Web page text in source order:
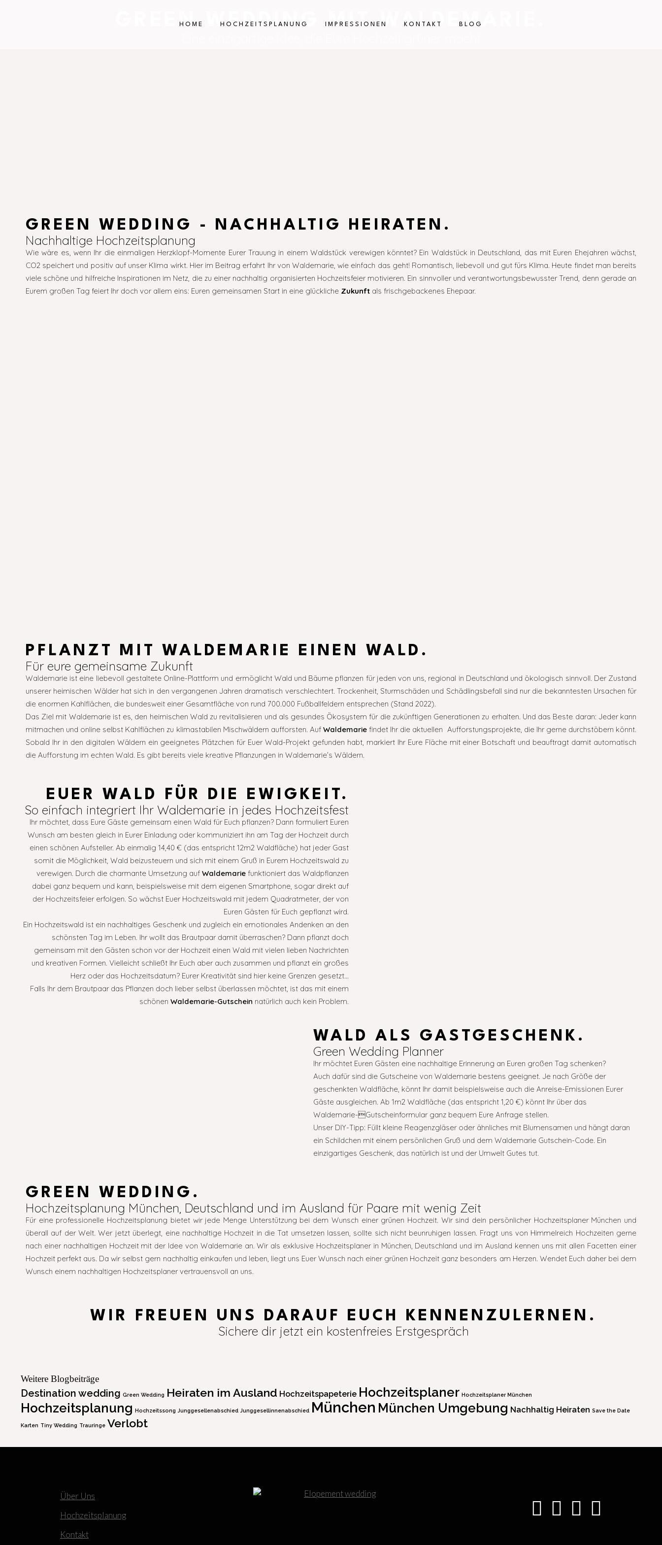
HOME HOCHZEITSPLANUNG IMPRESSIONEN KONTAKT BLOG
GREEN WEDDING MIT WALDEMARIE.
GREEN WEDDING - NACHHALTIG HEIRATEN.
Nachhaltige Hochzeitsplanung
Wie wäre es, wenn Ihr die einmaligen Herzklopf-Momente Eurer Trauung in einem Waldstück verewigen könntet? Ein Waldstück in Deutschland, das mit Euren Ehejahren wächst,
CO2 speichert und positiv auf unser Klima wirkt. Hier im Beitrag erfahrt Ihr von Waldemarie, wie einfach das geht! Romantisch, liebevoll und gut fürs Klima. Heute findet man bereits
viele schöne und hilfreiche Inspirationen im Netz, die zu einer nachhaltig organisierten Hochzeitsfeier motivieren. Ein sinnvoller und verantwortungsbewusster Trend, denn gerade an
Eurem großen Tag feiert Ihr doch vor allem eins: Euren gemeinsamen Start in eine glückliche Zukunft als frischgebackenes Ehepaar.
PFLANZT MIT WALDEMARIE EINEN WALD.
Für eure gemeinsame Zukunft
Waldemarie ist eine liebevoll gestaltete Online-Plattform und ermöglicht Wald und Bäume pflanzen für jeden von uns, regional in Deutschland und ökologisch sinnvoll. Der Zustand
unserer heimischen Wälder hat sich in den vergangenen Jahren dramatisch verschlechtert. Trockenheit, Sturmschäden und Schädlingsbefall sind nur die bekanntesten Ursachen für
die enormen Kahlflächen, die bundesweit einer Gesamtfläche von rund 700.000 Fußballfeldern entsprechen (Stand 2022).
Das Ziel mit Waldemarie ist es, den heimischen Wald zu revitalisieren und als gesundes Ökosystem für die zukünftigen Generationen zu erhalten. Und das Beste daran: Jeder kann
mitmachen und online selbst Kahlflächen zu klimastabilen Mischwäldern aufforsten. Auf Waldemariefindet Ihr die aktuellen Aufforstungsprojekte, die Ihr gerne durchstöbern könnt.
Sobald Ihr in den digitalen Wäldern ein geeignetes Plätzchen für Euer Wald-Projekt gefunden habt, markiert Ihr Eure Fläche mit einer Botschaft und beauftragt damit automatisch
die Aufforstung im echten Wald. Es gibt bereits viele kreative Pflanzungen in Waldemarie’s Wäldern.
EUER WALD FÜR DIE EWIGKEIT.
So einfach integriert Ihr Waldemarie in jedes Hochzeitsfest
Ihr möchtet, dass Eure Gäste gemeinsam einen Wald für Euch pflanzen? Dann formuliert Euren
Wunsch am besten gleich in Eurer Einladung oder kommuniziert ihn am Tag der Hochzeit durch
einen schönen Aufsteller. Ab einmalig 14,40 € (das entspricht 12m2 Waldfläche) hat jeder Gast
somit die Möglichkeit, Wald beizusteuern und sich mit einem Gruß in Eurem Hochzeitswald zu
verewigen. Durch die charmante Umsetzung auf Waldemarie funktioniert das Waldpflanzen
dabei ganz bequem und kann, beispielsweise mit dem eigenen Smartphone, sogar direkt auf
der Hochzeitsfeier erfolgen. So wächst Euer Hochzeitswald mit jedem Quadratmeter, der von
Euren Gästen für Euch gepflanzt wird.
Ein Hochzeitswald ist ein nachhaltiges Geschenk und zugleich ein emotionales Andenken an den
schönsten Tag im Leben. Ihr wollt das Brautpaar damit überraschen? Dann pflanzt doch
gemeinsam mit den Gästen schon vor der Hochzeit einen Wald mit vielen lieben Nachrichten
und kreativen Formen. Vielleicht schließt Ihr Euch aber auch zusammen und pflanzt ein großes
Herz oder das Hochzeitsdatum? Eurer Kreativität sind hier keine Grenzen gesetzt…
Falls Ihr dem Brautpaar das Pflanzen doch lieber selbst überlassen möchtet, ist das mit einem
schönen Waldemarie-Gutschein natürlich auch kein Problem.
WALD ALS GASTGESCHENK.
Green Wedding Planner
Ihr möchtet Euren Gästen eine nachhaltige Erinnerung an Euren großen Tag schenken?
Auch dafür sind die Gutscheine von Waldemarie bestens geeignet. Je nach Größe der
geschenkten Waldfläche, könnt Ihr damit beispielsweise auch die Anreise-Emissionen Eurer
Gäste ausgleichen. Ab 1m2 Waldfläche (das entspricht 1,20 €) könnt Ihr über das
Waldemarie-Gutscheinformular ganz bequem Eure Anfrage stellen.
Unser DIY-Tipp: Füllt kleine Reagenzgläser oder ähnliches mit Blumensamen und hängt daran
ein Schildchen mit einem persönlichen Gruß und dem Waldemarie Gutschein-Code. Ein
einzigartiges Geschenk, das natürlich ist und der Umwelt Gutes tut.
GREEN WEDDING.
Hochzeitsplanung München, Deutschland und im Ausland für Paare mit wenig Zeit
Für eine professionelle Hochzeitsplanung bietet wir jede Menge Unterstützung bei dem Wunsch einer grünen Hochzeit. Wir sind dein persönlicher Hochzeitsplaner München und
überall auf der Welt. Wer jetzt überlegt, eine nachhaltige Hochzeit in die Tat umsetzen lassen, sollte sich nicht beunruhigen lassen. Fragt uns von Himmelreich Hochzeiten gerne
nach einer nachhaltigen Hochzeit mit der Idee von Waldemarie an. Wir als exklusive Hochzeitsplaner in München, Deutschland und im Ausland kennen uns mit allen Facetten einer
Hochzeit perfekt aus. Da wir selbst gern nachhaltig einkaufen und leben, liegt uns Euer Wunsch nach einer grünen Hochzeit ganz besonders am Herzen. Wendet Euch daher bei dem
Wunsch einem nachhaltigen Hochzeitsplaner vertrauensvoll an uns.
WIR FREUEN UNS DARAUF EUCH KENNENZULERNEN.
Sichere dir jetzt ein kostenfreies Erstgespräch
Weitere Blogbeiträge
Destination wedding Green Wedding Heiraten im Ausland Hochzeitspapeterie Hochzeitsplaner Hochzeitsplaner München
Hochzeitsplanung Hochzeitssong Junggesellenabschied Junggesellinnenabschied München München Umgebung Nachhaltig Heiraten Save the Date
Karten Tiny Wedding Trauringe Verlobt
Über Uns
Hochzeitsplanung
Kontakt